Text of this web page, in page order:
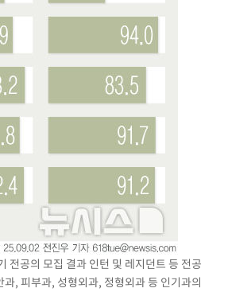
공의 모집 결과 인턴 및 레지던트 등 전공
, 피부과, 성형외과, 정형외과 등 인기과의